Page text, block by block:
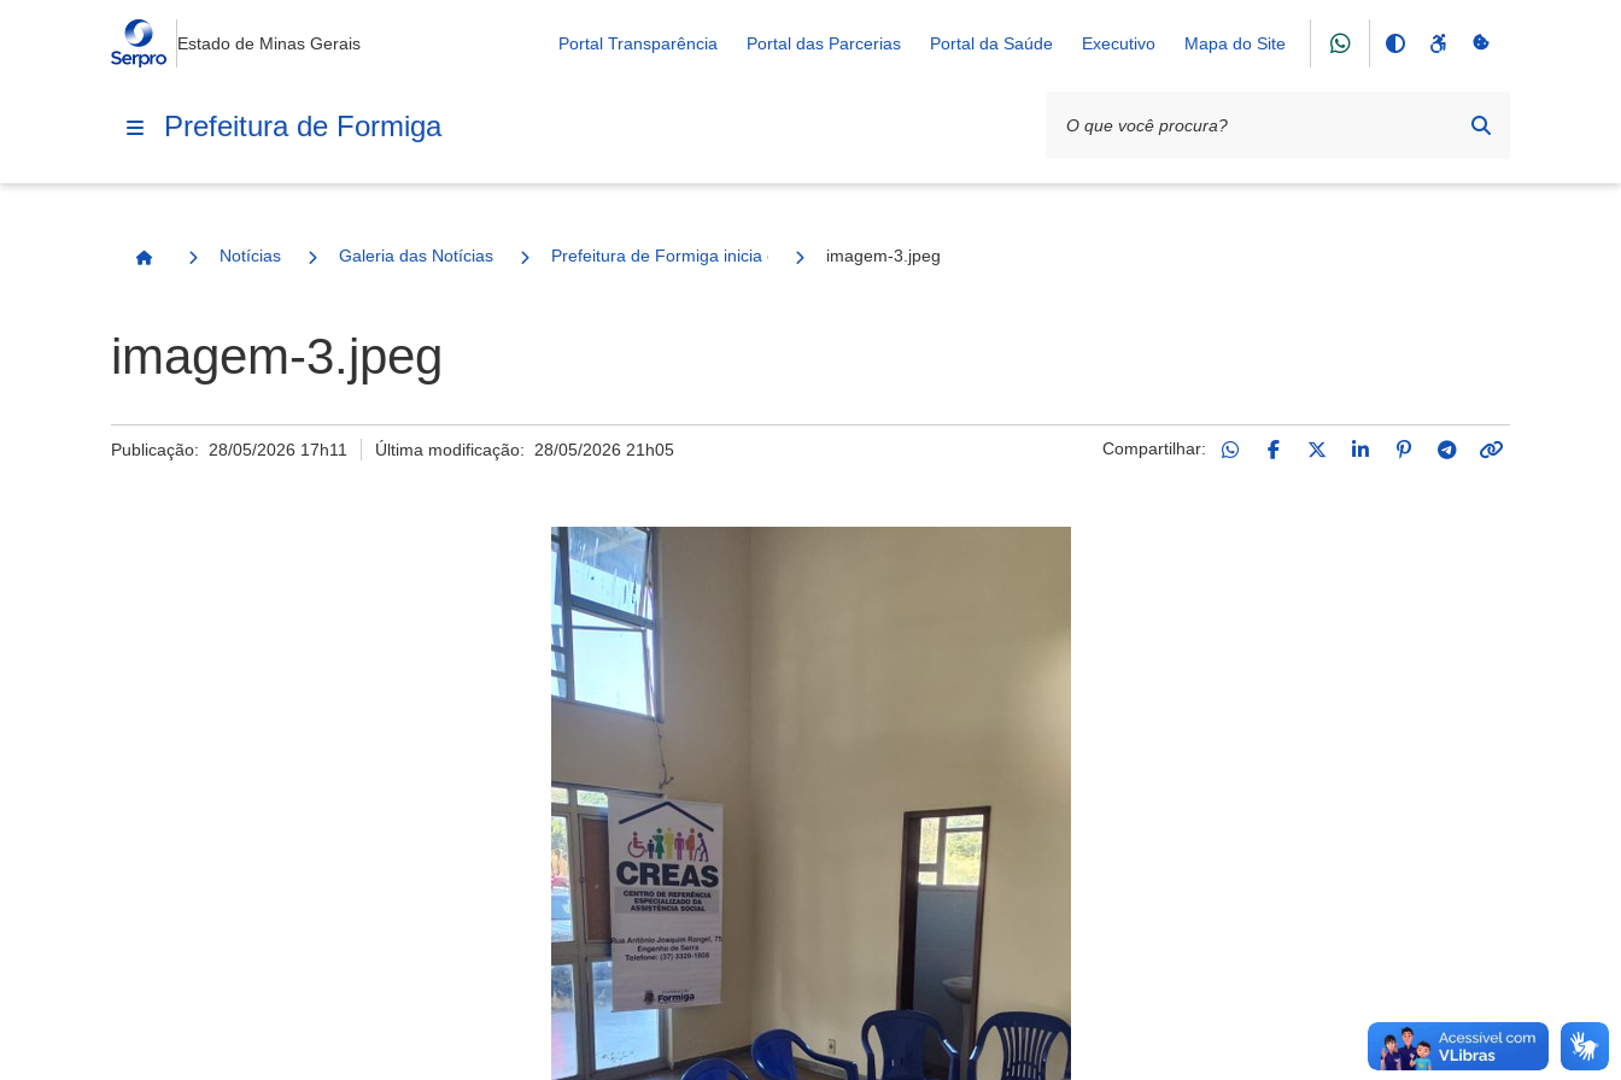
Estado de Minas Gerais Portal Transparência Portal das Parcerias Portal da Saúde Executivo Mapa do Site
Prefeitura de Formiga
Página Inicial
Notícias Galeria das Notícias Prefeitura de Formiga inicia o projeto “Acolhe Formiga” no Terminal Rodoviário
imagem-3.jpeg
imagem-3.jpeg
Publicação: 28/05/2026 17h11 Última modificação: 28/05/2026 21h05 Compartilhar: